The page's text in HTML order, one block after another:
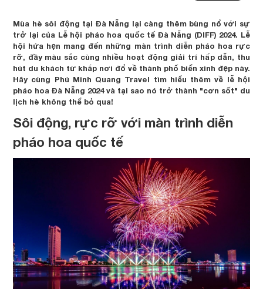
Mùa hè sôi động tại Đà Nẵng lại càng thêm bùng nổ với sự
trở lại của Lễ hội pháo hoa quốc tế Đà Nẵng (DIFF) 2024. Lễ
hội hứa hẹn mang đến những màn trình diễn pháo hoa rực
rỡ, đầy màu sắc cùng nhiều hoạt động giải trí hấp dẫn, thu
hút du khách từ khắp nơi đổ về thành phố biển xinh đẹp này.
Hãy cùng Phú Minh Quang Travel tìm hiểu thêm về lễ hội
pháo hoa Đà Nẵng 2024 và tại sao nó trở thành "cơn sốt" du
lịch hè không thể bỏ qua!
Sôi động, rực rỡ với màn trình diễn
pháo hoa quốc tế